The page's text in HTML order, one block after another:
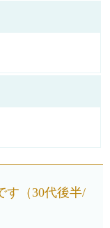
す（30代後半/